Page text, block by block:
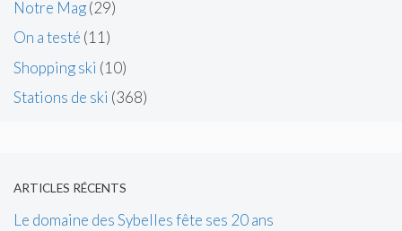
Notre Mag(29)
On a testé (11)
Shopping ski (10)
Stations de ski (368)
ARTICLES RÉCENTS
Le domaine des Sybelles fête ses 20 ans